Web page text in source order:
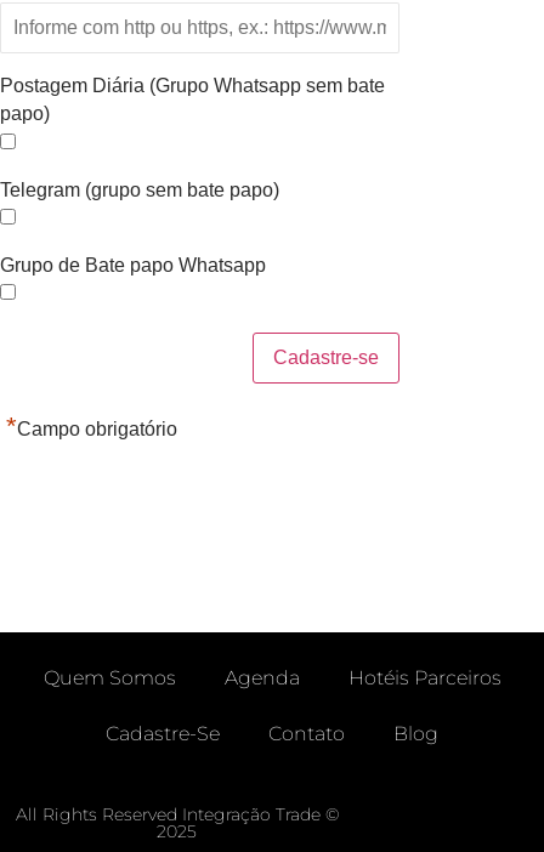
Postagem Diária (Grupo Whatsapp sem bate
papo)
Telegram (grupo sem bate papo)
Grupo de Bate papo Whatsapp
*Campo obrigatório
Quem Somos Agenda Hotéis Parceiros
Cadastre-Se Contato Blog
Meus Chamados
All Rights Reserved Integração Trade ©
2025